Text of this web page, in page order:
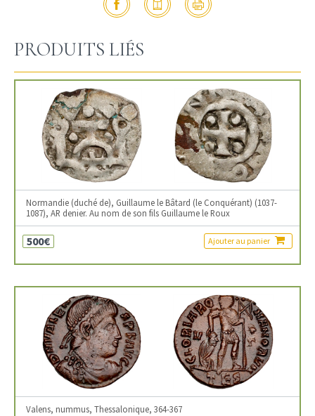
PRODUITS LIÉS
Normandie (duché de), Guillaume le Bâtard (le Conquérant) (1037-
1087), AR denier. Au nom de son fils Guillaume le Roux
500€ Ajouter au panier
Valens, nummus, Thessalonique, 364-367